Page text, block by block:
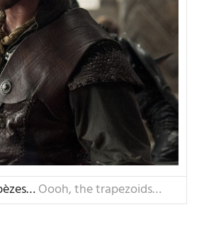
Oooh, the trapezoids…